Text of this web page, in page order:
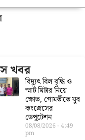
খবর
বিদ্যুৎ বিল বৃদ্ধি ও
স্মার্ট মিটার নিয়ে
ক্ষোভ, গোমতীতে যুব
কংগ্রেসের
ডেপুটেশন
08/08/2026 4:49
pm